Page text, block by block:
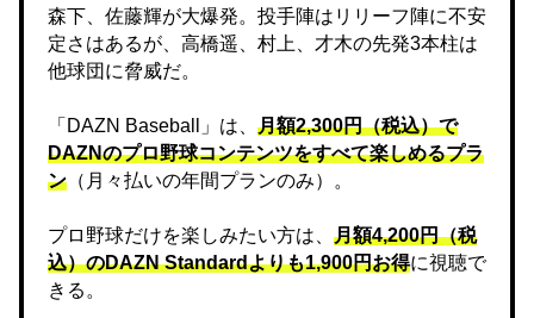
森下、佐藤輝が大爆発。投手陣はリリーフ陣に不安
定さはあるが、高橋遥、村上、才木の先発3本柱は
他球団に脅威だ。
「DAZN Baseball」は、 月額2,300円（税込）で
DAZNのプロ野球コンテンツをすべて楽しめるプラ
ン （月々払いの年間プランのみ）。
プロ野球だけを楽しみたい方は、 月額4,200円（税
込）のDAZN Standard​よりも1,900円お得に視聴で
きる。